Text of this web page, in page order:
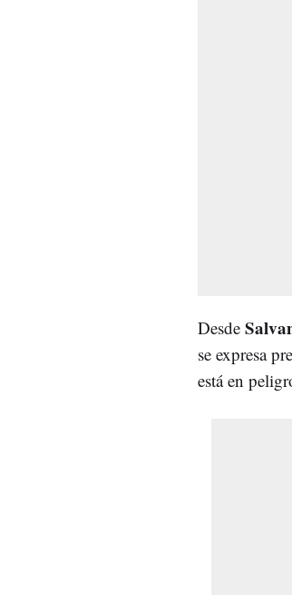
Desde
se expresa
está en